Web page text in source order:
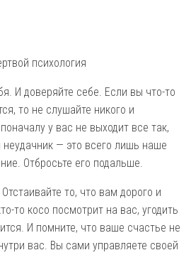
И доверяйте себе. Если вы что-то
то не слушайте никого и
у вас не выходит все так,
— это всего лишь наше
Отбросьте его подальше.
то, что вам дорого и
то косо посмотрит на вас, угодить
И помните, что ваше счастье не
вас. Вы сами управляете своей